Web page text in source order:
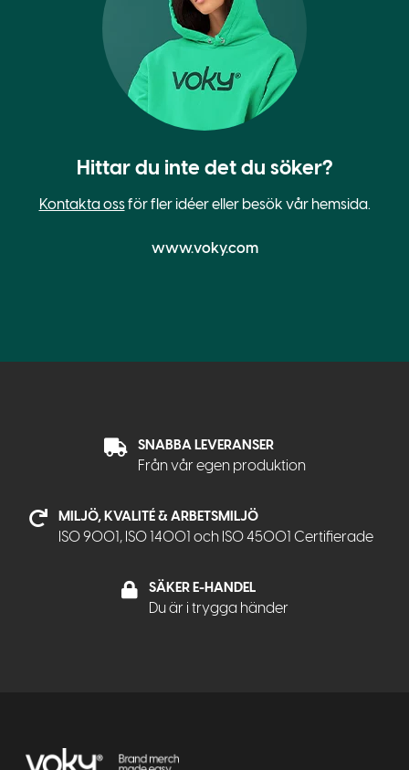
Hittar du inte det du söker?
Kontakta ossför fler idéer eller besök vår hemsida.
www.voky.com
SNABBA LEVERANSER
Från vår egen produktion
MILJÖ, KVALITÉ & ARBETSMILJÖ
ISO 9001, ISO 14001 och ISO 45001 Certifierade
SÄKER E-HANDEL
Du är i trygga händer